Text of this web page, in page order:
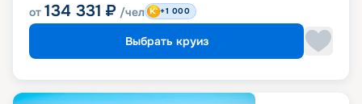
от 134 331 ₽ /чел +1 000
Выбрать круиз